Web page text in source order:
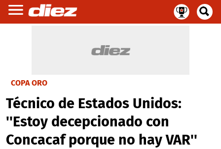
COPA ORO
Técnico de Estados Unidos:
''Estoy decepcionado con
Concacaf porque no hay VAR''